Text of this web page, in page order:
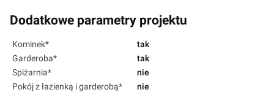
Dodatkowe parametry projektu
Kominek*
tak
Garderoba*
tak
Spiżarnia*
nie
Pokój z łazienką i garderobą*
nie